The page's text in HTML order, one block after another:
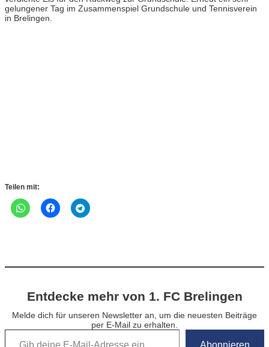
gelungener Tag im Zusammenspiel Grundschule und Tennisverein
in Brelingen.
Teilen mit:
Entdecke mehr von 1. FC Brelingen
Melde dich für unseren Newsletter an, um die neuesten Beiträge
per E-Mail zu erhalten.
Gib deine E-Mail-Adresse ein …